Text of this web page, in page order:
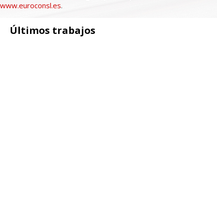
www.euroconsl.es.
Últimos trabajos